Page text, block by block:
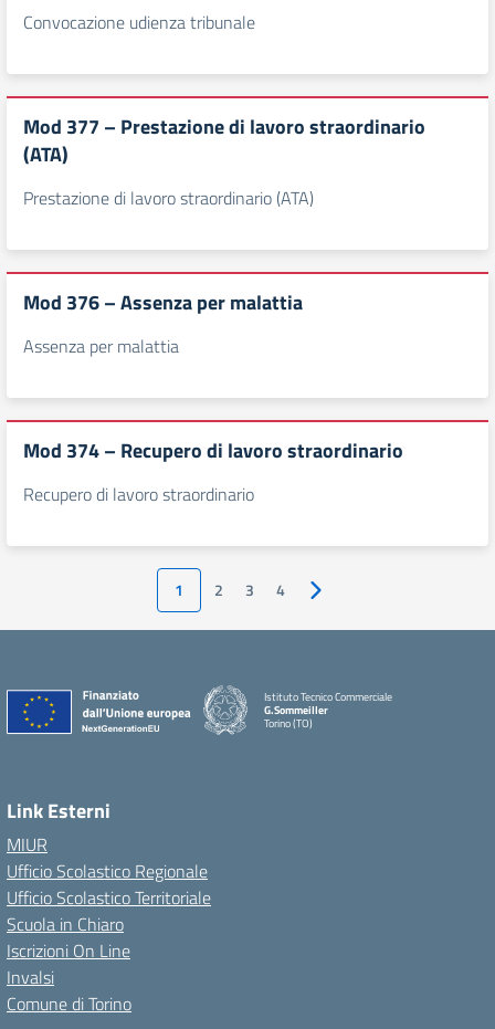
Convocazione udienza tribunale
Mod 377 – Prestazione di lavoro straordinario
(ATA)
Prestazione di lavoro straordinario (ATA)
Mod 376 – Assenza per malattia
Assenza per malattia
Mod 374 – Recupero di lavoro straordinario
Recupero di lavoro straordinario
1 2 3 4 Pagina successiva
Istituto Tecnico Commerciale
G.Sommeiller
Torino (TO)
Link Esterni
MIUR
Ufficio Scolastico Regionale
Ufficio Scolastico Territoriale
Scuola in Chiaro
Iscrizioni On Line
Invalsi
Comune di Torino